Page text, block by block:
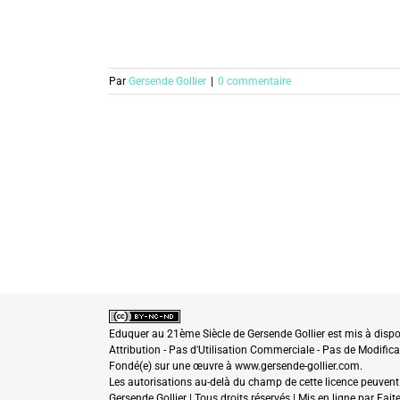
Par Gersende Gollier 0 commentaire
Eduquer au 21ème Siècle de Gersende Gollier est mis à
Attribution - Pas d'Utilisation Commerciale - Pas de
Fondé(e) sur une œuvre à www.gersende-gollier.com.
Les autorisations au-delà du champ de cette licence